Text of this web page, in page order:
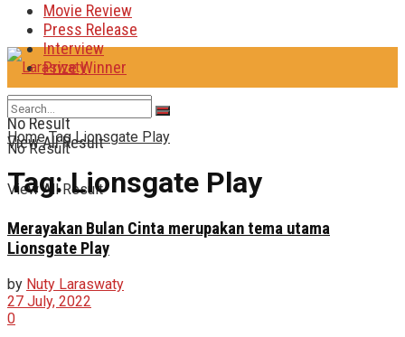
Movie Review
Press Release
Interview
Prize Winner
No Result
View All Result
No Result
View All Result
Home Tag Lionsgate Play
Tag:Lionsgate Play
Merayakan Bulan Cinta merupakan tema utama
Lionsgate Play
by Nuty Laraswaty
27 July, 2022
0